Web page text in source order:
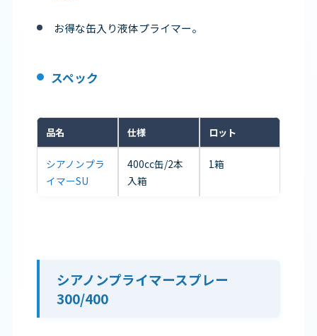
お得な缶入り液体プライマー。
スペック
品名 仕様 ロット
シアノンプラ
イマーSU
400cc缶/2本
入箱
1箱
シアノンプライマースプレー
300/400